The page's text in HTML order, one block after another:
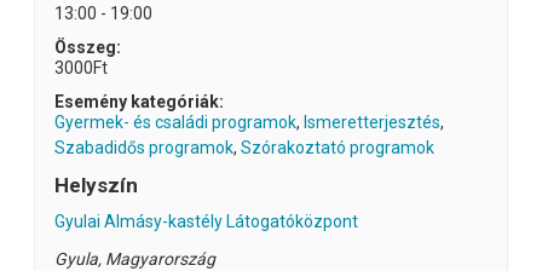
13:00 - 19:00
Összeg:
3000Ft
Esemény kategóriák:
Gyermek- és családi programok, Ismeretterjesztés,
Szabadidős programok, Szórakoztató programok
Helyszín
Gyulai Almásy-kastély Látogatóközpont
Gyula, Magyarország